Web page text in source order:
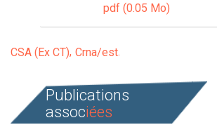
pdf (0.05 Mo)
CSA (Ex CT) Crna/est
Publications
associées